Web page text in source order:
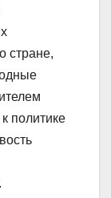
стране,
политике